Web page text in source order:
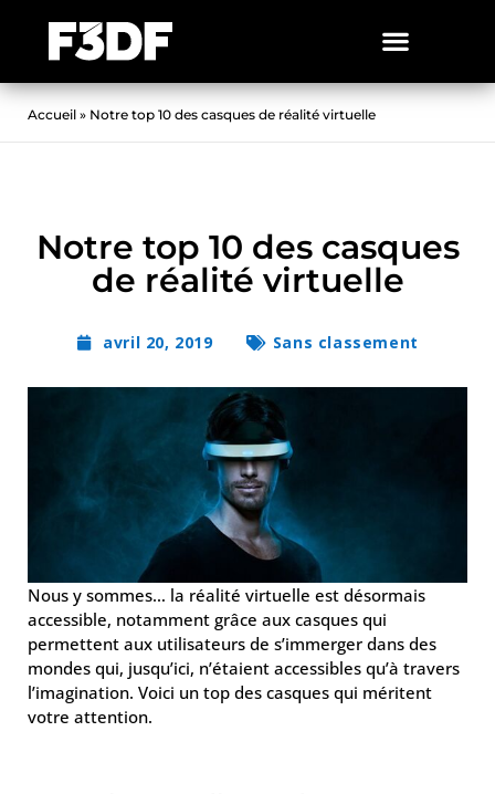
Accueil » Notre top 10 des casques de réalité virtuelle
Notre top 10 des casques
de réalité virtuelle
avril 20, 2019 Sans classement
Nous y sommes… la réalité virtuelle est désormais
accessible, notamment grâce aux casques qui
permettent aux utilisateurs de s’immerger dans des
mondes qui, jusqu’ici, n’étaient accessibles qu’à travers
l’imagination. Voici un top des casques qui méritent
votre attention.